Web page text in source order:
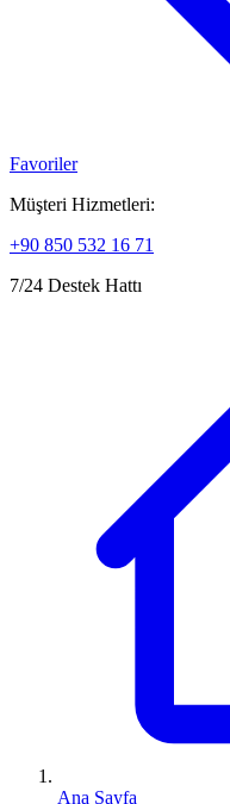
Favoriler
Müşteri Hizmetleri:
+90 850 532 16 71
7/24 Destek Hattı
Ana Sayfa